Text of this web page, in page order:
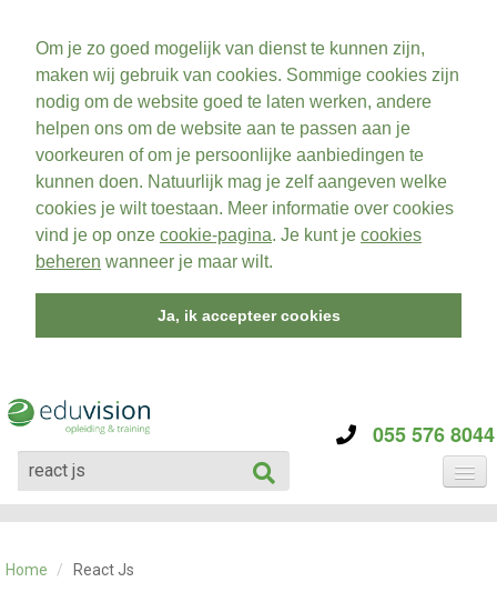
Om je zo goed mogelijk van dienst te kunnen zijn,
maken wij gebruik van cookies. Sommige cookies zijn
nodig om de website goed te laten werken, andere
helpen ons om de website aan te passen aan je
voorkeuren of om je persoonlijke aanbiedingen te
kunnen doen. Natuurlijk mag je zelf aangeven welke
cookies je wilt toestaan. Meer informatie over cookies
vind je op onze cookie-pagina. Je kunt je cookies
beheren wanneer je maar wilt.
Ja, ik accepteer cookies
055 576 8044
CATEGORIE
OVER ONS
Home / React Js